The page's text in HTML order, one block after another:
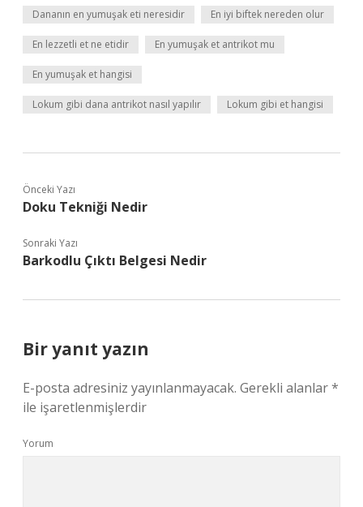
Dananın en yumuşak eti neresidir En iyi biftek nereden olur
En lezzetli et ne etidir En yumuşak et antrikot mu
En yumuşak et hangisi
Lokum gibi dana antrikot nasıl yapılır Lokum gibi et hangisi
Önceki Yazı
Doku Tekniği Nedir
Sonraki Yazı
Barkodlu Çıktı Belgesi Nedir
Bir yanıt yazın
E-posta adresiniz yayınlanmayacak. Gerekli alanlar*
ile işaretlenmişlerdir
Yorum